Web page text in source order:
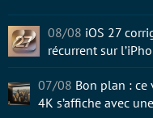
08/08 iOS 27
récurrent sur
07/08 Bon plan :
4K s’affiche avec